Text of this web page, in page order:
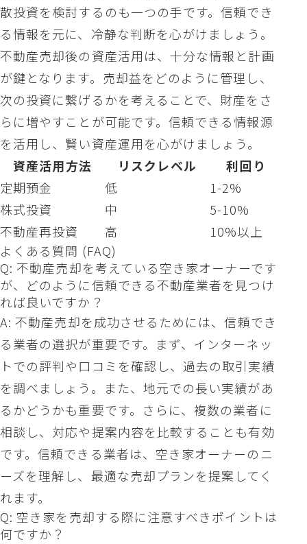
散投資を検討するのも一つの手です。信頼でき
る情報を元に、冷静な判断を心がけましょう。
不動産売却後の資産活用は、十分な情報と計画
が鍵となります。売却益をどのように管理し、
次の投資に繋げるかを考えることで、財産をさ
らに増やすことが可能です。信頼できる情報源
を活用し、賢い資産運用を心がけましょう。
資産活用方法
リスクレベル
利回り
定期預金
低
1-2%
株式投資
中
5-10%
不動産再投資
高
10%以上
よくある質問 (FAQ)
Q: 不動産売却を考えている空き家オーナーです
が、どのように信頼できる不動産業者を見つけ
れば良いですか？
A: 不動産売却を成功させるためには、信頼でき
る業者の選択が重要です。まず、インターネッ
トでの評判や口コミを確認し、過去の取引実績
を調べましょう。また、地元での長い実績があ
るかどうかも重要です。さらに、複数の業者に
相談し、対応や提案内容を比較することも有効
です。信頼できる業者は、空き家オーナーのニ
ーズを理解し、最適な売却プランを提案してく
れます。
Q: 空き家を売却する際に注意すべきポイントは
何ですか？